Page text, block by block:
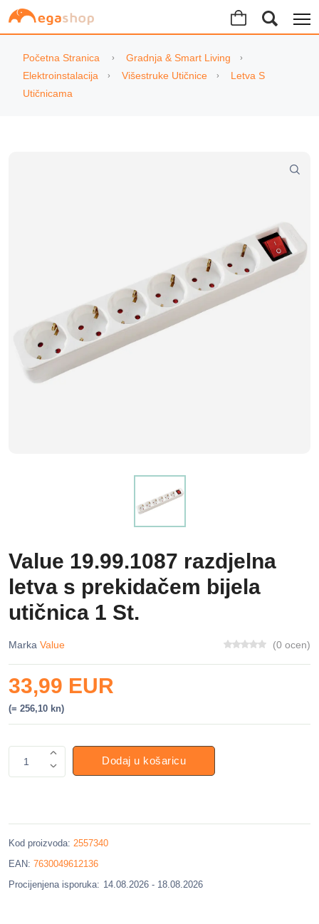
Početna Stranica
Gradnja & Smart Living
Elektroinstalacija
Višestruke Utičnice
Letva S
Utičnicama
Value 19.99.1087 razdjelna
letva s prekidačem bijela
utičnica 1 St.
Marka Value (0 ocen)
33,99 EUR
(= 256,10 kn)
1 Dodaj u košaricu
Kod proizvoda: 2557340
EAN: 7630049612136
Procijenjena isporuka: 14.08.2026 - 18.08.2026